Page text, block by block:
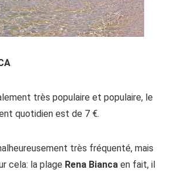
très populaire et populaire, le
quotidien est de 7 €.
très fréquenté, mais
cela: la plage Rena Bianca en fait, il